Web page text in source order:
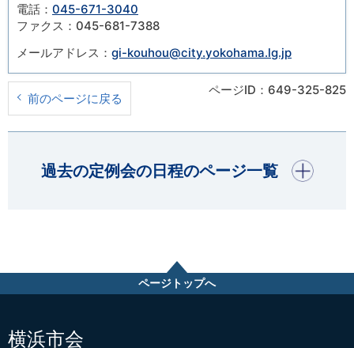
電話： 045-671-3040
ファクス：045-681-7388
メールアドレス： gi-kouhou@city.yokohama.lg.jp
前のページに戻る
ページID：649-325-825
過去の定例会の日程のページ一覧
開く
ページトップへ
横浜市会